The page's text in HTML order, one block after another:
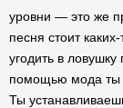
уровни — это же
песня стоит
угодить в
помощью мода ты
Ты